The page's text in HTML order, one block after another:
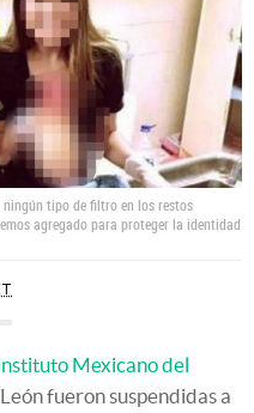
tipo de filtro en los restos
agregado para proteger la identidad
Mexicano del
fueron suspendidas a